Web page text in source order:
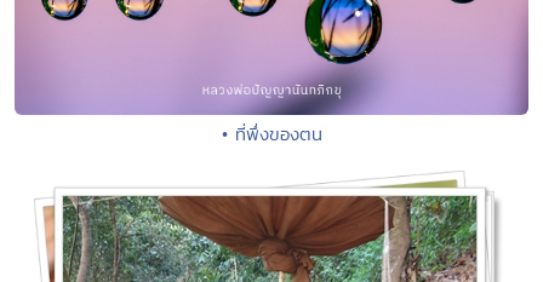
• ที่พึ่งของตน